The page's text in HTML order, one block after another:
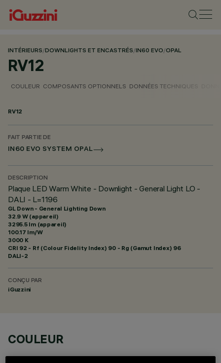
INTÉRIEURS/DOWNLIGHTS ET ENCASTRÉS/IN60 EVO/OPAL
RV12
COULEUR COMPOSANTS OPTIONNELS DONNÉES TECHNIQUES
RV12
FAIT PARTIE DE
IN60 EVO SYSTEM OPAL
DESCRIPTION
Plaque LED Warm White - Downlight - General Light LO -
DALI - L=1196
GL Down - General Lighting Down
32.9 W (appareil)
3295.5 lm (appareil)
100.17 lm/W
3000 K
CRI 92 - Rf (Colour Fidelity Index) 90 - Rg (Gamut Index) 96
DALI-2
CONÇU PAR
iGuzzini
COULEUR